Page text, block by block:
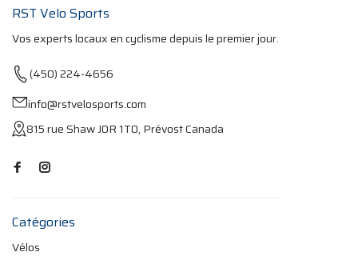
RST Velo Sports
Vos experts locaux en cyclisme depuis le premier jour.
(450) 224-4656
info@rstvelosports.com
815 rue Shaw J0R 1T0, Prévost Canada
Catégories
Vélos